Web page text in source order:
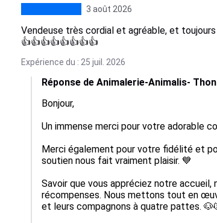
3 août 2026
Vendeuse très cordial et agréable, et
👍👍👍👍👍👍👍👍
Expérience du : 25 juil. 2026
Réponse de Animalerie-Animalis-
Bonjour,
Un immense merci pour votre adorable
Merci également pour votre fidélité et
soutien nous fait vraiment plaisir. 💙
Savoir que vous appréciez notre
récompenses. Nous mettons tout en
et leurs compagnons à quatre pattes.